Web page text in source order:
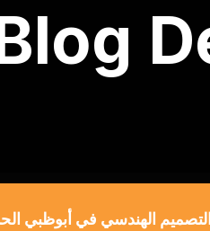
الهندسي في أبوظبي